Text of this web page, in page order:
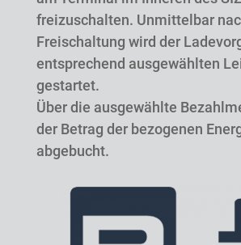
freizuschalten. Unmittelbar
Freischaltung wird der
entsprechend ausgewählten
gestartet.
Über die ausgewählte
der Betrag der bezogenen
abgebucht.